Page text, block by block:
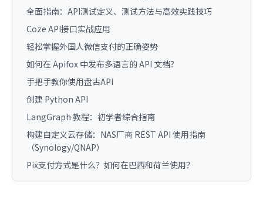
全面指南：API测试定义、测试方法与高效实践技巧
Coze API接口实战应用
轻松掌握外国人微信支付的正确姿势
如何在 Apifox 中发布多语言的 API 文档？
手把手教你使用盘古API
创建 Python API
LangGraph 教程：初学者综合指南
构建自定义云存储：NAS厂商 REST API 使用指南
（Synology/QNAP）
Pix支付方式是什么？如何在巴西和荷兰使用？